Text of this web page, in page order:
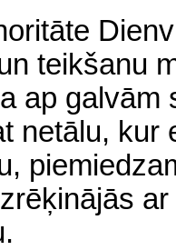
teikšanu
ap galvām
netālu, kur